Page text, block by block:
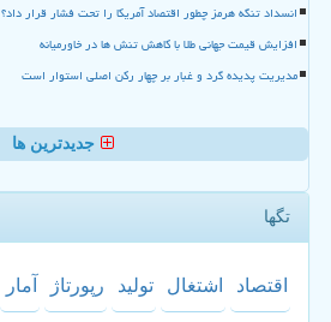
انسداد تنگه هرمز چطور اقتصاد آمریکا را تحت فشار قرار داد؟
افزایش قیمت جهانی طلا با کاهش تنش ها در خاورمیانه
مدیریت پدیده گرد و غبار بر چهار رکن اصلی استوار است
جدیدترین ها
تگها
اقتصاد اشتغال تولید رپورتاژ آمار